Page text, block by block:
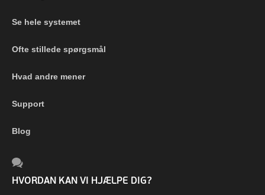
Se hele systemet
Ofte stillede spørgsmål
Hvad andre mener
Support
Blog
HVORDAN KAN VI HJÆLPE DIG?